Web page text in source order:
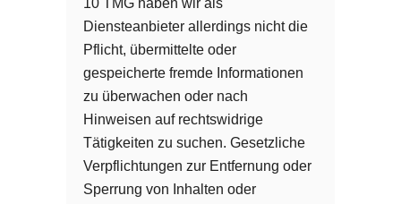
10 TMG haben wir als
Diensteanbieter allerdings nicht die
Pflicht, übermittelte oder
gespeicherte fremde Informationen
zu überwachen oder nach
Hinweisen auf rechtswidrige
Tätigkeiten zu suchen. Gesetzliche
Verpflichtungen zur Entfernung oder
Sperrung von Inhalten oder